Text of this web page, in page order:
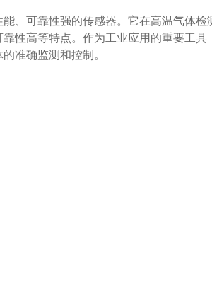
可靠性强的传感器。它在高温气体检
性高等特点。作为工业应用的重要工具
准确监测和控制。